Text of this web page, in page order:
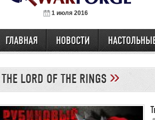
1 июля 2016
ГЛАВНАЯ НОВОСТИ
THE LORD OF THE RINGS »